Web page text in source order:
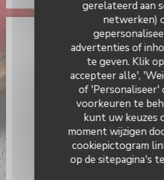
gerelateerd aan
netwerken)
advertenties of
te geven. Klik
accepteer alle',
of 'Personaliseer'
voorkeuren te
kunt uw keuzes
moment wijzigen
cookiepictogram
op de sitepagina's
Algemene
Keuken
traditioneel,
Soort bedrijf
Bistronomic
Diensten
Airconditioning, Private Hire,
Terras, WIFI